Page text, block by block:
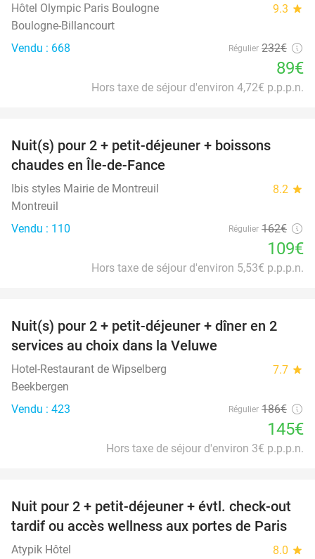
Hôtel Olympic Paris Boulogne 9.3 star
Boulogne-Billancourt
Vendu : 668
Régulier 232€
89€
Hors taxe de séjour d'environ 4,72€ p.p.p.n.
Nuit(s) pour 2 + petit-déjeuner + boissons
chaudes en Île-de-Fance
Ibis styles Mairie de Montreuil 8.2 star
Montreuil
Vendu : 110
Régulier 162€
109€
Hors taxe de séjour d'environ 5,53€ p.p.p.n.
22%
Nuit(s) pour 2 + petit-déjeuner + dîner en 2
services au choix dans la Veluwe
Hotel-Restaurant de Wipselberg 7.7 star
Beekbergen
Vendu : 423
Régulier 186€
145€
Hors taxe de séjour d'environ 3€ p.p.p.n.
38%
Nuit pour 2 + petit-déjeuner + évtl. check-out
tardif ou accès wellness aux portes de Paris
Atypik Hôtel 8.0 star